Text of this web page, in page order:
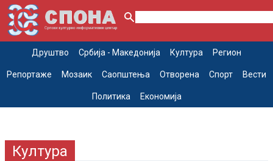
Друштво Србија - Македонија Култура Регион
Репортаже Мозаик Саопштења Отворена Спорт Вести
Политика Економија
Култура